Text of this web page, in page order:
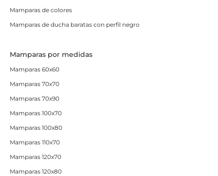
Mamparas de colores
Mamparas de ducha baratas con perfil negro
Mamparas por medidas
Mamparas 60x60
Mamparas 70x70
Mamparas 70x90
Mamparas 100x70
Mamparas 100x80
Mamparas 110x70
Mamparas 120x70
Mamparas 120x80